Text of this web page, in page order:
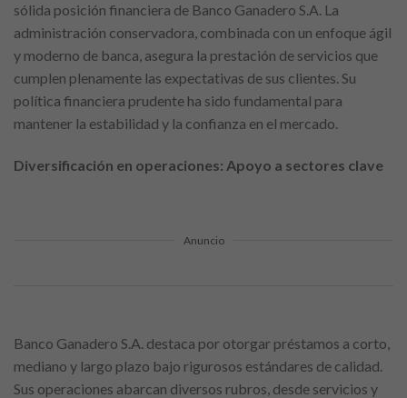
sólida posición financiera de Banco Ganadero S.A. La
administración conservadora, combinada con un enfoque ágil
y moderno de banca, asegura la prestación de servicios que
cumplen plenamente las expectativas de sus clientes. Su
política financiera prudente ha sido fundamental para
mantener la estabilidad y la confianza en el mercado.
Diversificación en operaciones: Apoyo a sectores clave
Anuncio
Banco Ganadero S.A. destaca por otorgar préstamos a corto,
mediano y largo plazo bajo rigurosos estándares de calidad.
Sus operaciones abarcan diversos rubros, desde servicios y